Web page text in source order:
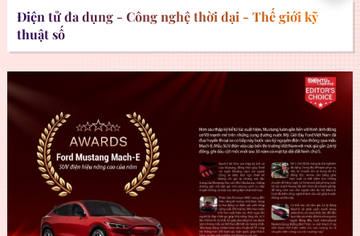
Điện tử đa dụng - Công nghệ thời đại - Thế giới kỹ
thuật số